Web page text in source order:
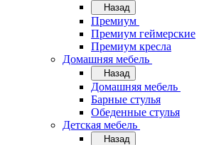
Назад
Премиум
Премиум геймерские
Премиум кресла
Домашняя мебель
Назад
Домашняя мебель
Барные стулья
Обеденные стулья
Детская мебель
Назад